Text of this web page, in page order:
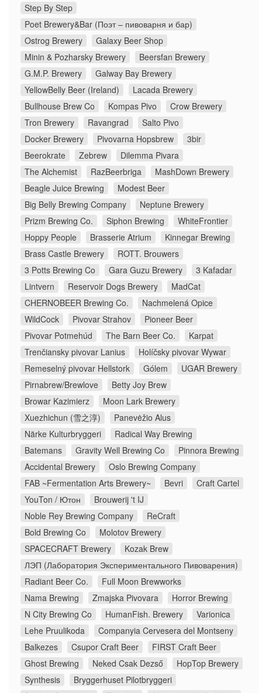
Step By Step
Poet Brewery&Bar (Поэт – пивоварня и бар)
Ostrog Brewery
Galaxy Beer Shop
Minin & Pozharsky Brewery
Beersfan Brewery
G.M.P. Brewery
Galway Bay Brewery
YellowBelly Beer (Ireland)
Lacada Brewery
Bullhouse Brew Co
Kompas Pivo
Crow Brewery
Tron Brewery
Ravangrad
Salto Pivo
Docker Brewery
Pivovarna Hopsbrew
3bir
Beerokrate
Zebrew
Dilemma Pivara
The Alchemist
RazBeerbriga
MashDown Brewery
Beagle Juice Brewing
Modest Beer
Big Belly Brewing Company
Neptune Brewery
Prizm Brewing Co.
Siphon Brewing
WhiteFrontier
Hoppy People
Brasserie Atrium
Kinnegar Brewing
Brass Castle Brewery
ROTT. Brouwers
3 Potts Brewing Co
Gara Guzu Brewery
3 Kafadar
Lintvern
Reservoir Dogs Brewery
MadCat
CHERNOBEER Brewing Co.
Nachmelená Opice
WildCock
Pivovar Strahov
Pioneer Beer
Pivovar Potmehúd
The Barn Beer Co.
Karpat
Trenčiansky pivovar Lanius
Holíčsky pivovar Wywar
Remeselný pivovar Hellstork
Gólem
UGAR Brewery
Pirnabrew/Brewlove
Betty Joy Brew
Browar Kazimierz
Moon Lark Brewery
Xuezhichun (雪之淳)
Panevėžio Alus
Närke Kulturbryggeri
Radical Way Brewing
Batemans
Gravity Well Brewing Co
Pinnora Brewing
Accidental Brewery
Oslo Brewing Company
FAB ~Fermentation Arts Brewery~
Bevri
Craft Cartel
YouTon / Ютон
Brouwerij 't IJ
Noble Rey Brewing Company
ReCraft
Bold Brewing Co
Molotov Brewery
SPACECRAFT Brewery
Kozak Brew
ЛЭП (Лаборатория Экспериментального Пивоварения)
Radiant Beer Co.
Full Moon Brewworks
Nama Brewing
Zmajska Pivovara
Horror Brewing
N City Brewing Co
HumanFish. Brewery
Varionica
Lehe Pruulikoda
Companyia Cervesera del Montseny
Balkezes
Csupor Craft Beer
FIRST Craft Beer
Ghost Brewing
Neked Csak Dezső
HopTop Brewery
Synthesis
Bryggerhuset Pilotbryggeri